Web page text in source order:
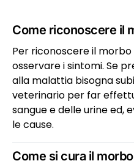
Come riconoscere il
Per riconoscere il morbo
osservare i sintomi. Se
alla malattia bisogna
veterinario per far
sangue e delle urine ed,
le cause.
Come si cura il